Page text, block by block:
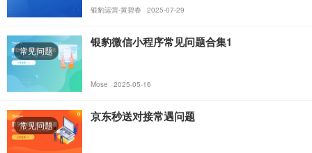
银豹运营-黄碧春 2025-07-29
常见问题
银豹微信小程序常见问题合集1
Mose 2025-05-16
常见问题
京东秒送对接常遇问题